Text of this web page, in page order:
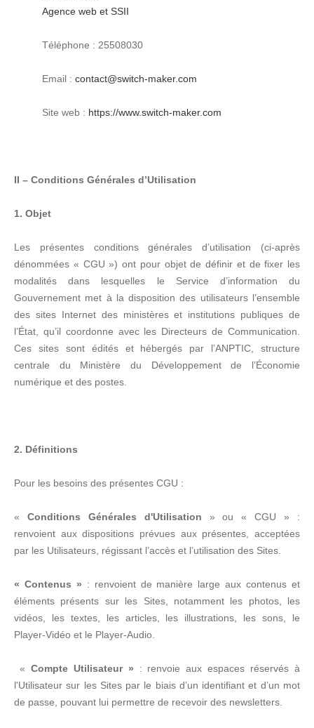
Agence web et SSII
Téléphone : 25508030
Email : contact@switch-maker.com
Site web : https://www.switch-maker.com
II – Conditions Générales d’Utilisation
1. Objet
Les présentes conditions générales d’utilisation (ci-après
dénommées « CGU ») ont pour objet de définir et de fixer les
modalités dans lesquelles le Service d’information du
Gouvernement met à la disposition des utilisateurs l’ensemble
des sites Internet des ministères et institutions publiques de
l’État, qu’il coordonne avec les Directeurs de Communication.
Ces sites sont édités et hébergés par l’ANPTIC, structure
centrale du Ministère du Développement de l’Économie
numérique et des postes.
2. Définitions
Pour les besoins des présentes CGU :
« Conditions Générales d'Utilisation » ou « CGU » :
renvoient aux dispositions prévues aux présentes, acceptées
par les Utilisateurs, régissant l’accès et l’utilisation des Sites.
« Contenus » : renvoient de manière large aux contenus et
éléments présents sur les Sites, notamment les photos, les
vidéos, les textes, les articles, les illustrations, les sons, le
Player-Vidéo et le Player-Audio.
« Compte Utilisateur » : renvoie aux espaces réservés à
l'Utilisateur sur les Sites par le biais d’un identifiant et d’un mot
de passe, pouvant lui permettre de recevoir des newsletters.